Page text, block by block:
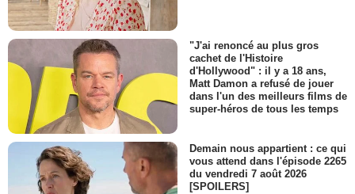
"J'ai renoncé au plus gros
cachet de l'Histoire
d'Hollywood" : il y a 18 ans,
Matt Damon a refusé de jouer
dans l'un des meilleurs films de
super-héros de tous les temps
Demain nous appartient : ce qui
vous attend dans l'épisode 2265
du vendredi 7 août 2026
[SPOILERS]